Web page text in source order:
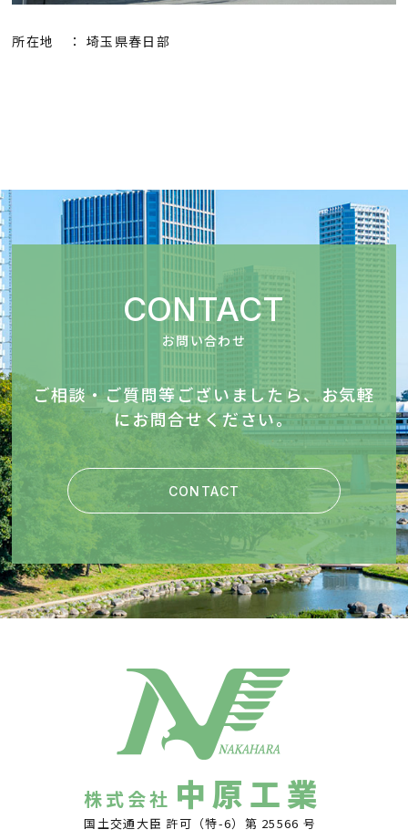
所在地 ： 埼玉県春日部
CONTACT
お問い合わせ
ご相談・ご質問等ございましたら、お気軽
にお問合せください。
CONTACT
株式会社 中原工業
国土交通大臣 許可（特-6）第 25566 号